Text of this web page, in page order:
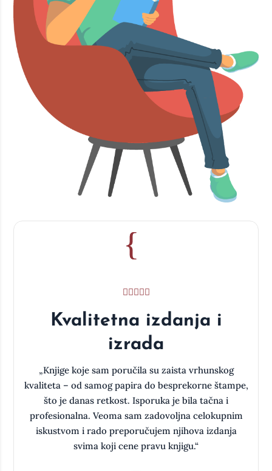
Kvalitetna izdanja i
izrada
„Knjige koje sam poručila su zaista vrhunskog
kvaliteta – od samog papira do besprekorne štampe,
što je danas retkost. Isporuka je bila tačna i
profesionalna. Veoma sam zadovoljna celokupnim
iskustvom i rado preporučujem njihova izdanja
svima koji cene pravu knjigu.“